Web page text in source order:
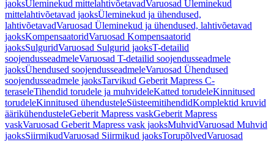
jaoksÜleminekud mittelahtivõetavadVaruosad Üleminekud
mittelahtivõetavad jaoksÜleminekud ja ühendused,
lahtivõetavadVaruosad Üleminekud ja ühendused, lahtivõetavad
jaoksKompensaatoridVaruosad Kompensaatorid
jaoksSulguridVaruosad Sulgurid jaoksT-detailid
soojendusseadmeleVaruosad T-detailid soojendusseadmele
jaoksÜhendused soojendusseadmeleVaruosad Ühendused
soojendusseadmele jaoksTarvikud Geberit Mapress C-
teraseleTihendid torudele ja muhvideleKatted torudeleKinnitused
torudeleKinnitused ühendusteleSüsteemitihendidKomplektid kruvid
äärikühendusteleGeberit Mapress vaskGeberit Mapress
vaskVaruosad Geberit Mapress vask jaoksMuhvidVaruosad Muhvid
jaoksSiirmikudVaruosad Siirmikud jaoksTorupõlvedVaruosad